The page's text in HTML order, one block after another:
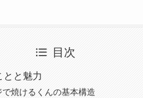
目次
とと魅力
焼けるくんの基本構造